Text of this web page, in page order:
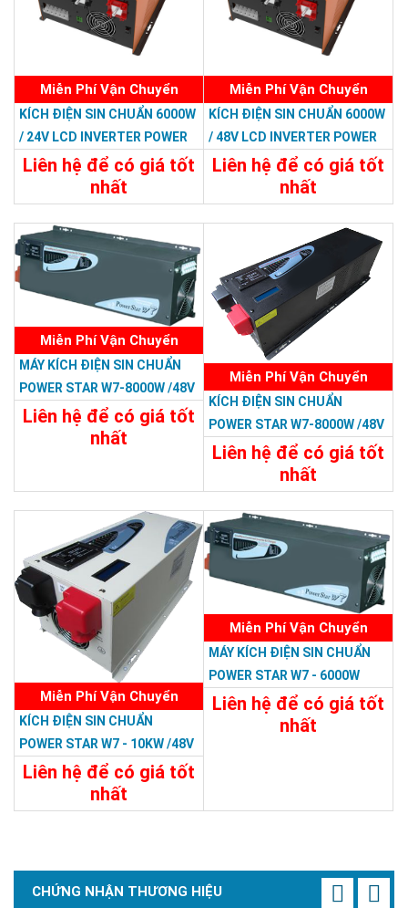
Miễn Phí Vận Chuyển
KÍCH ĐIỆN SIN CHUẨN 6000W
/ 24V LCD INVERTER POWER
RP
Liên hệ để có giá tốt
nhất
22.788.000đ
Chi Tiết Đặt Mua
Miễn Phí Vận Chuyển
KÍCH ĐIỆN SIN CHUẨN 6000W
/ 48V LCD INVERTER POWER
RP
Liên hệ để có giá tốt
nhất
23.988.000đ
Đặt Mua
Miễn Phí Vận Chuyển
MÁY KÍCH ĐIỆN SIN CHUẨN
POWER STAR W7-8000W /48V
Liên hệ để có giá tốt
nhất
Chi Tiết Đặt Mua
Miễn Phí Vận Chuyển
KÍCH ĐIỆN SIN CHUẨN
POWER STAR W7-8000W /48V
LCD
Liên hệ để có giá tốt
nhất
31.188.000đ
Chi Tiết Đặt Mua
Miễn Phí Vận Chuyển
KÍCH ĐIỆN SIN CHUẨN
POWER STAR W7 - 10KW /48V
Liên hệ để có giá tốt
nhất
32.394.000đ
Miễn Phí Vận Chuyển
MÁY KÍCH ĐIỆN SIN CHUẨN
POWER STAR W7 - 6000W
/48V LCD
Liên hệ để có giá tốt
nhất
CHỨNG NHẬN THƯƠNG HIỆU